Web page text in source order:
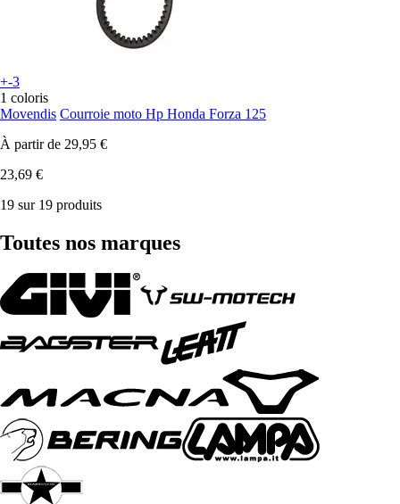
+-3
1 coloris
Movendis Courroie moto Hp Honda Forza 125
À partir de 29,95 €
23,69 €
19 sur 19 produits
Toutes nos marques